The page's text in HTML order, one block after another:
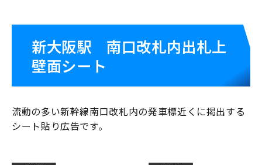
新大阪駅 南口改札内出札上
壁面シート
流動の多い新幹線南口改札内の発車標近くに掲出する
シート貼り広告です。